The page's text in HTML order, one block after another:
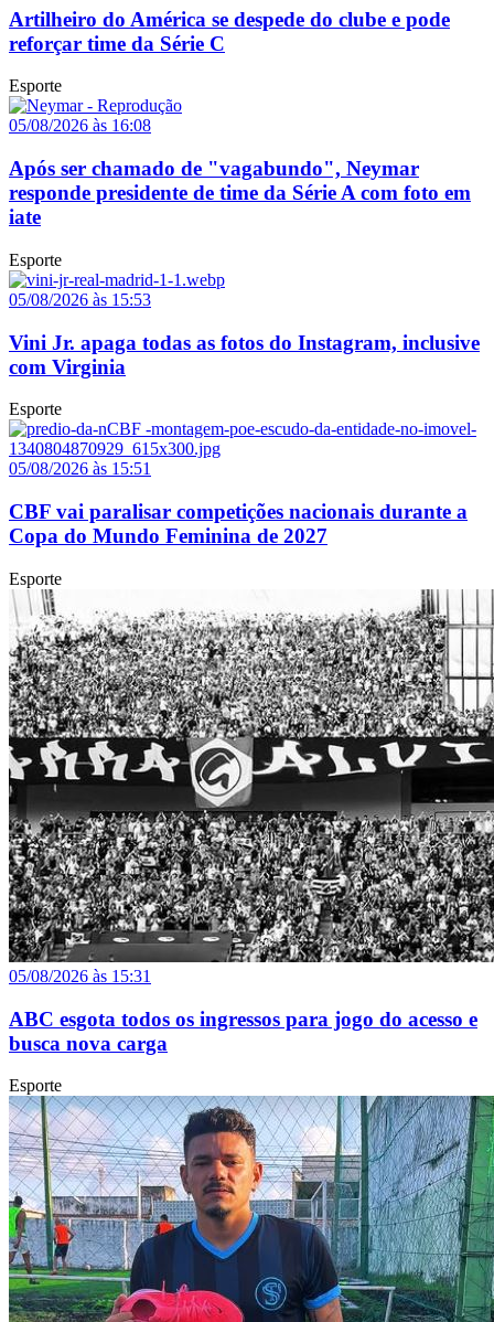
Artilheiro do América se despede do clube e pode
reforçar time da Série C
Esporte
05/08/2026 às 16:08
Após ser chamado de "vagabundo", Neymar
responde presidente de time da Série A com foto em
iate
Esporte
05/08/2026 às 15:53
Vini Jr. apaga todas as fotos do Instagram, inclusive
com Virginia
Esporte
05/08/2026 às 15:51
CBF vai paralisar competições nacionais durante a
Copa do Mundo Feminina de 2027
Esporte
05/08/2026 às 15:31
ABC esgota todos os ingressos para jogo do acesso e
busca nova carga
Esporte